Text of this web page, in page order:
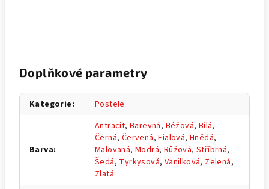
Doplňkové parametry
Kategorie: Postele
Barva:
Antracit,Barevná, Béžová, Bílá,
Černá, Červená,Fialová,Hnědá,
Malovaná,Modrá, Růžová,Stříbrná,
Šedá, Tyrkysová, Vanilková, Zelená,
Zlatá